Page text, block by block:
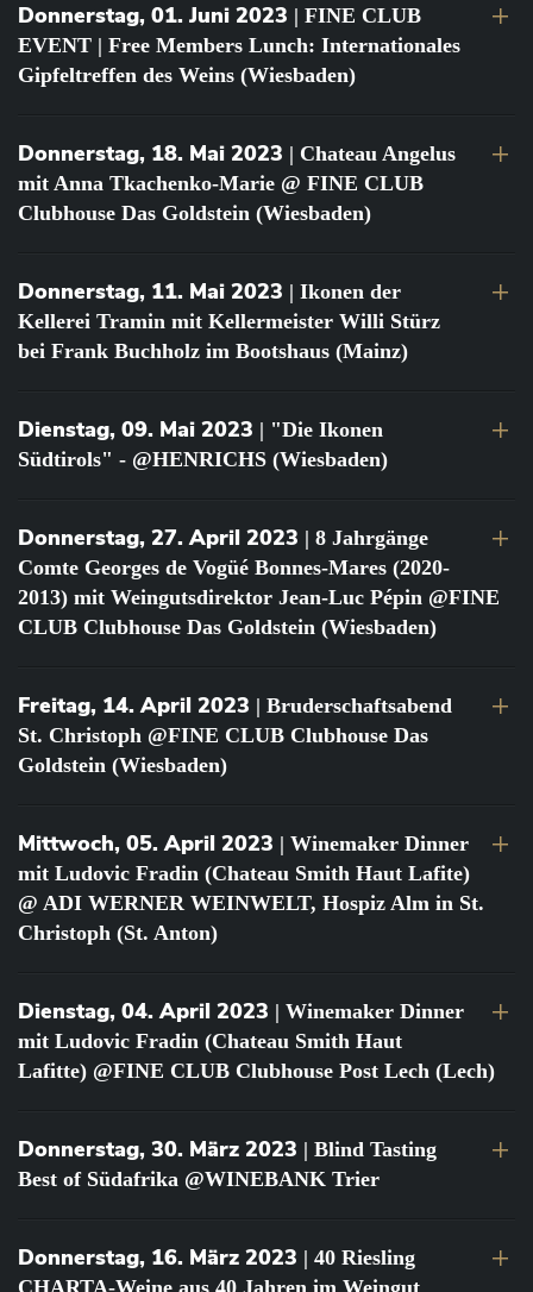
Donnerstag, 01. Juni 2023 | FINE CLUB
EVENT | Free Members Lunch: Internationales
Gipfeltreffen des Weins (Wiesbaden)
Donnerstag, 18. Mai 2023 | Chateau Angelus
mit Anna Tkachenko-Marie @ FINE CLUB
Clubhouse Das Goldstein (Wiesbaden)
Donnerstag, 11. Mai 2023 | Ikonen der
Kellerei Tramin mit Kellermeister Willi Stürz
bei Frank Buchholz im Bootshaus (Mainz)
Dienstag, 09. Mai 2023 | "Die Ikonen
Südtirols" - @HENRICHS (Wiesbaden)
Donnerstag, 27. April 2023 | 8 Jahrgänge
Comte Georges de Vogüé Bonnes-Mares (2020-
2013) mit Weingutsdirektor Jean-Luc Pépin @FINE
CLUB Clubhouse Das Goldstein (Wiesbaden)
Freitag, 14. April 2023 | Bruderschaftsabend
St. Christoph @FINE CLUB Clubhouse Das
Goldstein (Wiesbaden)
Mittwoch, 05. April 2023 | Winemaker Dinner
mit Ludovic Fradin (Chateau Smith Haut Lafite)
@ ADI WERNER WEINWELT, Hospiz Alm in St.
Christoph (St. Anton)
Dienstag, 04. April 2023 | Winemaker Dinner
mit Ludovic Fradin (Chateau Smith Haut
Lafitte) @FINE CLUB Clubhouse Post Lech (Lech)
Donnerstag, 30. März 2023 | Blind Tasting
Best of Südafrika @WINEBANK Trier
Donnerstag, 16. März 2023 | 40 Riesling